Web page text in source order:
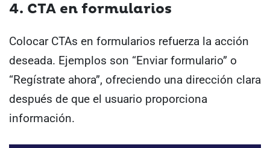
4. CTA en formularios
Colocar CTAs en formularios refuerza la acción
deseada. Ejemplos son “Enviar formulario” o
“Regístrate ahora”, ofreciendo una dirección clara
después de que el usuario proporciona
información.